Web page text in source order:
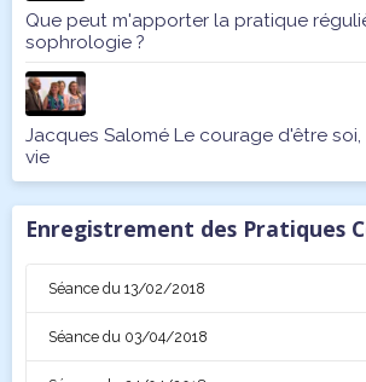
Que peut m'apporter la pratique
sophrologie ?
Jacques Salomé Le courage d'être
vie
Enregistrement des Pratiques
Séance du 13/02/2018
Séance du 03/04/2018